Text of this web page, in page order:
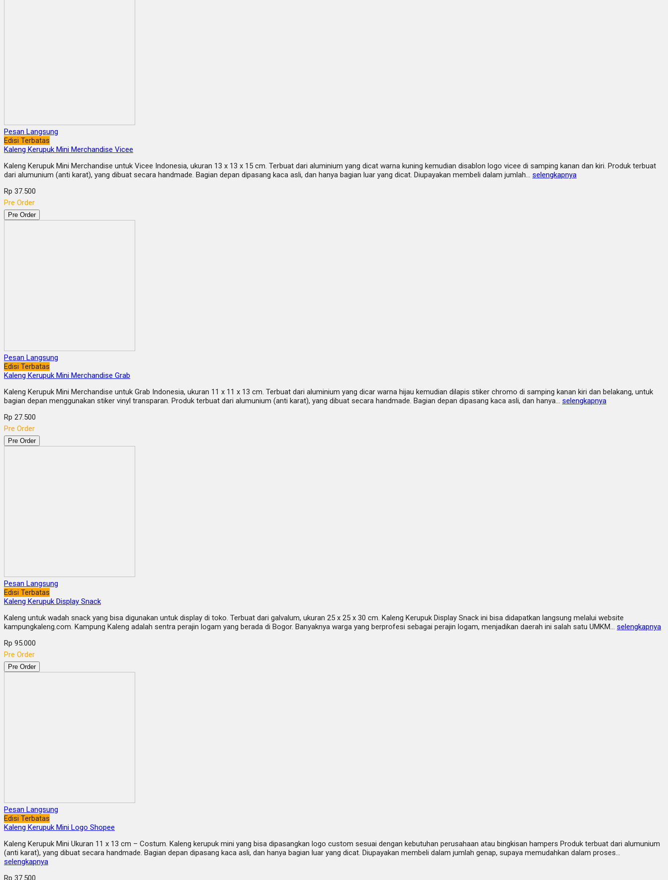
Pesan Langsung
Edisi Terbatas
Kaleng Kerupuk Mini Merchandise Vicee
Kaleng Kerupuk Mini Merchandise untuk Vicee Indonesia, ukuran 13 x 13 x 15 cm. Terbuat dari aluminium yang dicat warna kuning kemudian disablon logo vicee di samping kanan dan kiri. Produk terbuat
dari alumunium (anti karat), yang dibuat secara handmade. Bagian depan dipasang kaca asli, dan hanya bagian luar yang dicat. Diupayakan membeli dalam jumlah… selengkapnya
Rp 37.500
Pre Order
Pre Order
Pesan Langsung
Edisi Terbatas
Kaleng Kerupuk Mini Merchandise Grab
Kaleng Kerupuk Mini Merchandise untuk Grab Indonesia, ukuran 11 x 11 x 13 cm. Terbuat dari aluminium yang dicar warna hijau kemudian dilapis stiker chromo di samping kanan kiri dan belakang, untuk
bagian depan menggunakan stiker vinyl transparan. Produk terbuat dari alumunium (anti karat), yang dibuat secara handmade. Bagian depan dipasang kaca asli, dan hanya… selengkapnya
Rp 27.500
Pre Order
Pre Order
Pesan Langsung
Edisi Terbatas
Kaleng Kerupuk Display Snack
Kaleng untuk wadah snack yang bisa digunakan untuk display di toko. Terbuat dari galvalum, ukuran 25 x 25 x 30 cm. Kaleng Kerupuk Display Snack ini bisa didapatkan langsung melalui website
kampungkaleng.com. Kampung Kaleng adalah sentra perajin logam yang berada di Bogor. Banyaknya warga yang berprofesi sebagai perajin logam, menjadikan daerah ini salah satu UMKM… selengkapnya
Rp 95.000
Pre Order
Pre Order
Pesan Langsung
Edisi Terbatas
Kaleng Kerupuk Mini Logo Shopee
Kaleng Kerupuk Mini Ukuran 11 x 13 cm – Costum. Kaleng kerupuk mini yang bisa dipasangkan logo custom sesuai dengan kebutuhan perusahaan atau bingkisan hampers Produk terbuat dari alumunium
(anti karat), yang dibuat secara handmade. Bagian depan dipasang kaca asli, dan hanya bagian luar yang dicat. Diupayakan membeli dalam jumlah genap, supaya memudahkan dalam proses…
selengkapnya
Rp 37.500